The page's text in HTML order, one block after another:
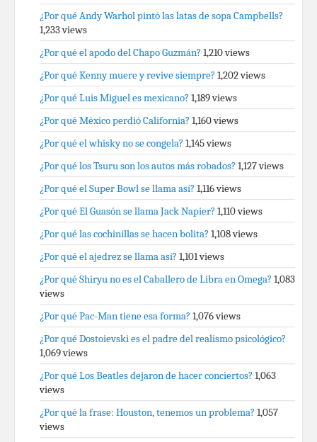
¿Por qué Andy Warhol pintó las latas de sopa Campbells?
1,233 views
¿Por qué el apodo del Chapo Guzmán? 1,210 views
¿Por qué Kenny muere y revive siempre? 1,202 views
¿Por qué Luis Miguel es mexicano? 1,189 views
¿Por qué México perdió California? 1,160 views
¿Por qué el whisky no se congela? 1,145 views
¿Por qué los Tsuru son los autos más robados? 1,127 views
¿Por qué el Super Bowl se llama así? 1,116 views
¿Por qué El Guasón se llama Jack Napier? 1,110 views
¿Por qué las cochinillas se hacen bolita? 1,108 views
¿Por qué el ajedrez se llama así? 1,101 views
¿Por qué Shiryu no es el Caballero de Libra en Omega? 1,083
views
¿Por qué Pac-Man tiene esa forma? 1,076 views
¿Por qué Dostoievski es el padre del realismo psicológico?
1,069 views
¿Por qué Los Beatles dejaron de hacer conciertos? 1,063
views
¿Por qué la frase: Houston, tenemos un problema? 1,057
views